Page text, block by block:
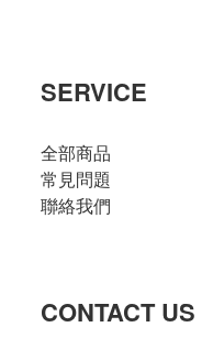
SERVICE
全部商品
常見問題
聯絡我們
CONTACT US